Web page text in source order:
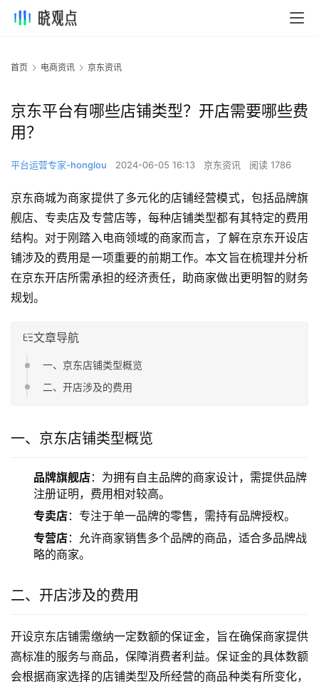
首页 电商资讯 京东资讯
京东平台有哪些店铺类型？开店需要哪些费
用？
平台运营专家-honglou 2024-06-05 16:13 京东资讯 阅读 1786
京东商城为商家提供了多元化的店铺经营模式，包括品牌旗
舰店、专卖店及专营店等，每种店铺类型都有其特定的费用
结构。对于刚踏入电商领域的商家而言，了解在京东开设店
铺涉及的费用是一项重要的前期工作。本文旨在梳理并分析
在京东开店所需承担的经济责任，助商家做出更明智的财务
规划。
文章导航
一、京东店铺类型概览
二、开店涉及的费用
一、京东店铺类型概览
品牌旗舰店：为拥有自主品牌的商家设计，需提供品牌
注册证明，费用相对较高。
专卖店：专注于单一品牌的零售，需持有品牌授权。
专营店：允许商家销售多个品牌的商品，适合多品牌战
略的商家。
二、开店涉及的费用
开设京东店铺需缴纳一定数额的保证金，旨在确保商家提供
高标准的服务与商品，保障消费者利益。保证金的具体数额
会根据商家选择的店铺类型及所经营的商品种类有所变化，